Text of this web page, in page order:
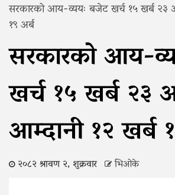
सरकारको आय-व्ययः बजेट खर्च १५ खर्ब २३
१९ अर्ब
सरकारको आय-
खर्च १५ खर्ब २३
आम्दानी १२ खर्ब
२०८२ श्रावण २, शुक्रवार भिओके